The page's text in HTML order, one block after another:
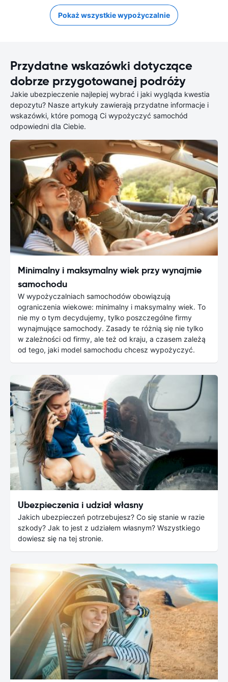
Pokaż wszystkie wypożyczalnie
Przydatne wskazówki dotyczące
dobrze przygotowanej podróży
Jakie ubezpieczenie najlepiej wybrać i jaki wygląda kwestia
depozytu? Nasze artykuły zawierają przydatne informacje i
wskazówki, które pomogą Ci wypożyczyć samochód
odpowiedni dla Ciebie.
Minimalny i maksymalny wiek przy wynajmie
samochodu
W wypożyczalniach samochodów obowiązują
ograniczenia wiekowe: minimalny i maksymalny wiek. To
nie my o tym decydujemy, tylko poszczególne firmy
wynajmujące samochody. Zasady te różnią się nie tylko
w zależności od firmy, ale też od kraju, a czasem zależą
od tego, jaki model samochodu chcesz wypożyczyć.
Ubezpieczenia i udział własny
Jakich ubezpieczeń potrzebujesz? Co się stanie w razie
szkody? Jak to jest z udziałem własnym? Wszystkiego
dowiesz się na tej stronie.